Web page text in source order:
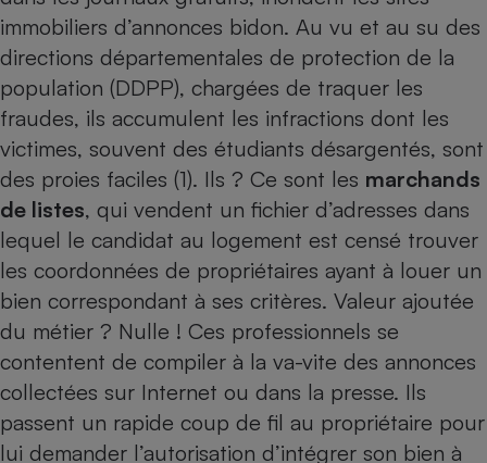
immobiliers d’annonces bidon. Au vu et au su des
directions départementales de protection de la
population (DDPP), chargées de traquer les
fraudes, ils accumulent les infractions dont les
victimes, souvent des étudiants désargentés, sont
des proies faciles (1). Ils ? Ce sont les marchands
de listes, qui vendent un fichier d’adresses dans
lequel le candidat au logement est censé trouver
les coordonnées de propriétaires ayant à louer un
bien correspondant à ses critères. Valeur ajoutée
du métier ? Nulle ! Ces professionnels se
contentent de compiler à la va-vite des annonces
collectées sur Internet ou dans la presse. Ils
passent un rapide coup de fil au propriétaire pour
lui demander l’autorisation d’intégrer son bien à
Supermarché - Drive
Complément
alimentaire
Mutuelle
Assurance emprunteur
Comparateur auto
Comparatif aspirateur
Comparatif aspirateur
Comparatif cafetière
Comparatif robot cuiseur
Comparatif centrale
Gros électroménager
Petit électroménager -
Comparatif ultrabook
Comparatif tablette
Image et son
Informatique
Internet
Téléphonie
Aménagement
Bricolage - Jardinage
Chauffage
Produit d'entretien
Sécurité domestique
Maladie - Médecine -
Système de santé -
Mutuelle
Retraite
Toutes les cartes interactives
Speedtest - Testez le débit de votre
connexion Internet